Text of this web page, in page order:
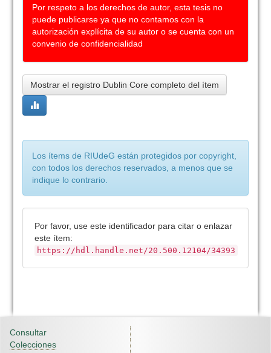
Por respeto a los derechos de autor, esta tesis no
puede publicarse ya que no contamos con la
autorización explícita de su autor o se cuenta con un
convenio de confidencialidad
Mostrar el registro Dublin Core completo del ítem
Los ítems de RIUdeG están protegidos por copyright,
con todos los derechos reservados, a menos que se
indique lo contrario.
Por favor, use este identificador para citar o enlazar
este ítem:
https://hdl.handle.net/20.500.12104/34393
Consultar
Colecciones